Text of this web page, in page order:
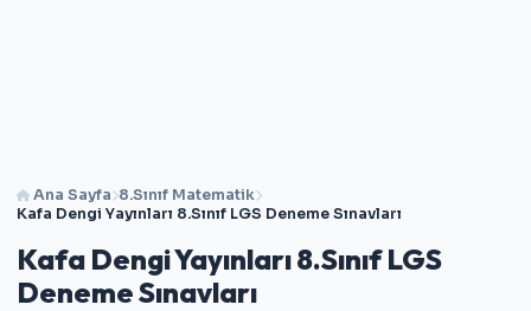
Ana Sayfa 8.Sınıf Matematik
Kafa Dengi Yayınları 8.Sınıf LGS Deneme Sınavları
Kafa Dengi Yayınları 8.Sınıf LGS
Deneme Sınavları